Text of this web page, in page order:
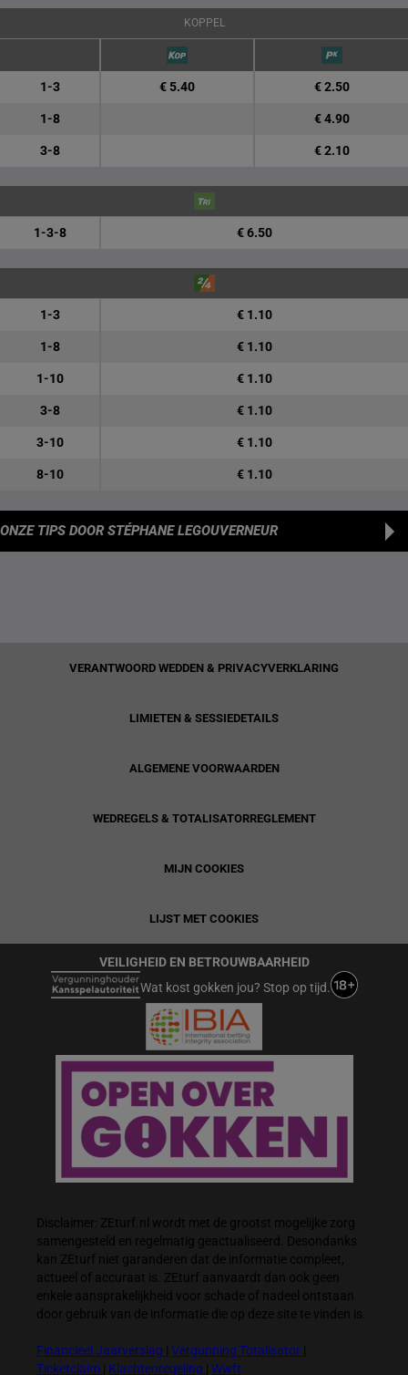
KOPPEL
1-3 € 5.40 € 2.50
1-8 € 4.90
3-8 € 2.10
1-3-8 € 6.50
1-3 € 1.10
1-8 € 1.10
1-10 € 1.10
3-8 € 1.10
3-10 € 1.10
8-10 € 1.10
ONZE TIPS DOOR STÉPHANE LEGOUVERNEUR
VERANTWOORD WEDDEN & PRIVACYVERKLARING
LIMIETEN & SESSIEDETAILS
ALGEMENE VOORWAARDEN
WEDREGELS & TOTALISATORREGLEMENT
MIJN COOKIES
LIJST MET COOKIES
VEILIGHEID EN BETROUWBAARHEID
Wat kost gokken jou? Stop op tijd.
Disclaimer: ZEturf.nl wordt met de grootst mogelijke zorg
samengesteld en regelmatig geactualiseerd. Desondanks
kan ZEturf niet garanderen dat de informatie compleet,
actueel of accuraat is. ZEturf aanvaardt dan ook geen
enkele aansprakelijkheid voor schade of nadeel ontstaan
door gebruik van de informatie die op deze site te vinden is.
Financieel Jaarverslag Vergunning Totalisator
Ticketclaim
Klachtenregeling Wwft